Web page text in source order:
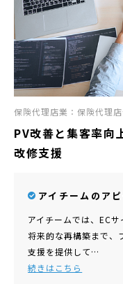
保険代理店業：保険代理
PV改善と集客率向
改修支援
アイチームのア
アイチームでは、EC
将来的な再構築まで、
支援を提供して…
続きはこちら